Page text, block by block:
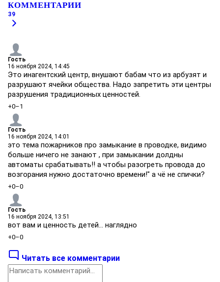
КОММЕНТАРИИ
39
Гость
16 ноября 2024, 14:45
Это инагентский центр, внушают бабам что из арбузят и
разрушают ячейки общества. Надо запретить эти центры
разрушения традиционных ценностей.
+0–1
Гость
16 ноября 2024, 14:01
это тема пожарников про замыкание в проводке, видимо
больше ничего не занают , при замыкании долдны
автоматы срабатывать!! а чтобы разогреть провода до
возгорания нужно достаточно времени!" а чё не спички?
+0–0
Гость
16 ноября 2024, 13:51
вот вам и ценность детей... наглядно
+0–0
Читать все комментарии